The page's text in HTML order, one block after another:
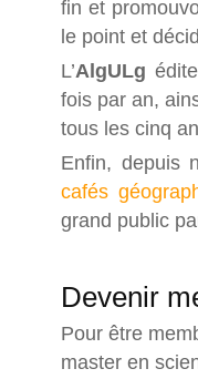
fin et
le point et
L’AlgULg
fois par an,
tous les cinq
Enfin, depuis
cafés
grand public
Devenir
Pour être
master en